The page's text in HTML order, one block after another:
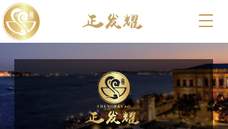
T
g
l
e
n
a